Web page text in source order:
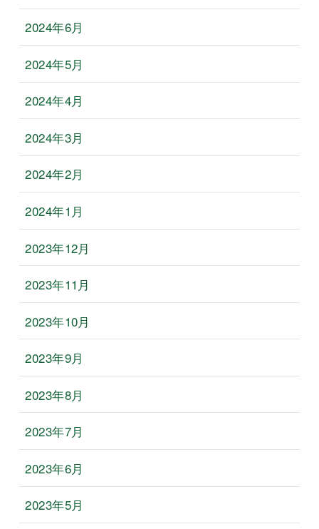
2024年6月
2024年5月
2024年4月
2024年3月
2024年2月
2024年1月
2023年12月
2023年11月
2023年10月
2023年9月
2023年8月
2023年7月
2023年6月
2023年5月